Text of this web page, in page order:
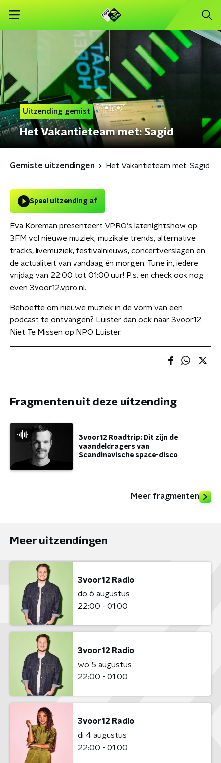
Uitzending gemist
Het Vakantieteam met: Sagid
Gemiste uitzendingen Het Vakantieteam met: Sagid
Speel uitzending af
Eva Koreman presenteert VPRO's latenightshow op
3FM vol nieuwe muziek, muzikale trends, alternative
tracks, livemuziek, festivalnieuws, concertverslagen en
de actualiteit van vandaag én morgen. Tune in, iedere
vrijdag van 22:00 tot 01:00 uur! P.s. en check ook nog
even 3voor12.vpro.nl.
Behoefte om nieuwe muziek in de vorm van een
podcast te ontvangen? Luister dan ook naar 3voor12
Niet Te Missen op NPO Luister.
Fragmenten uit deze uitzending
3voor12 Roadtrip: Dit zijn de
vaandeldragers van
Scandinavische space-disco
Meer fragmenten
Meer uitzendingen
3voor12 Radio
do 6 augustus
22:00 - 01:00
3voor12 Radio
wo 5 augustus
22:00 - 01:00
3voor12 Radio
di 4 augustus
22:00 - 01:00